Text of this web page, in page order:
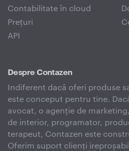
Contabilitate în cloud
Prețuri
API
Despre Contazen
Indiferent dacă oferi produse
este conceput pentru tine.
avocat, o agenție de
de interior, programator,
terapeut, Contazen este
Oferim suport clienți